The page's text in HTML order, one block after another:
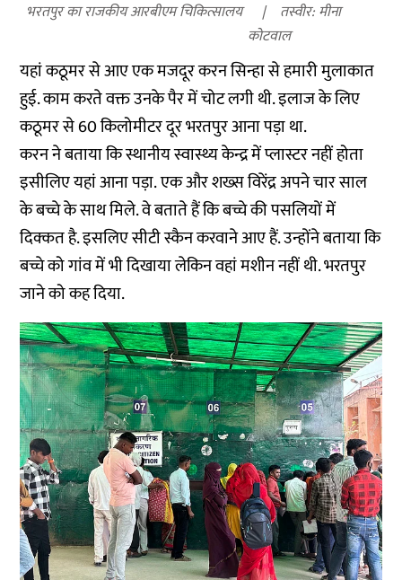
भरतपुर का राजकीय आरबीएम चिकित्सालय
तस्वीर: मीना
कोटवाल
यहां कठूमर से आए एक मजदूर करन सिन्हा से हमारी मुलाकात
हुई. काम करते वक्त उनके पैर में चोट लगी थी. इलाज के लिए
कठूमर से 60 किलोमीटर दूर भरतपुर आना पड़ा था.
करन ने बताया कि स्थानीय स्वास्थ्य केन्द्र में प्लास्टर नहीं होता
इसीलिए यहां आना पड़ा. एक और शख्स विरेंद्र अपने चार साल
के बच्चे के साथ मिले. वे बताते हैं कि बच्चे की पसलियों में
दिक्कत है. इसलिए सीटी स्कैन करवाने आए हैं. उन्होंने बताया कि
बच्चे को गांव में भी दिखाया लेकिन वहां मशीन नहीं थी. भरतपुर
जाने को कह दिया.